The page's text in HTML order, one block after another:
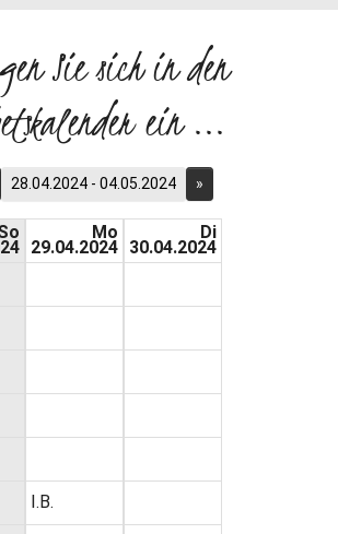
Sie sich in den
ein ...
28.04.2024 - 04.05.2024 »
Mo
29.04.2024
I.B.
Di
30.04.2024